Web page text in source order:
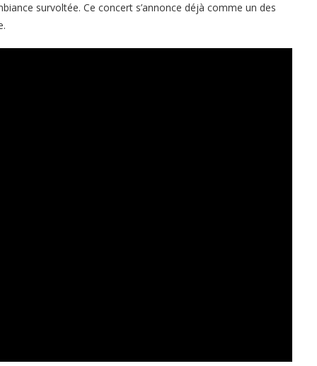
survoltée. Ce concert s’annonce déjà comme un des